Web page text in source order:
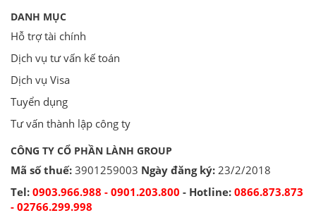
DANH MỤC
Hỗ trợ tài chính
Dịch vụ tư vấn kế toán
Dịch vụ Visa
Tuyển dụng
Tư vấn thành lập công ty
CÔNG TY CỔ PHẦN LÀNH GROUP
Mã số thuế: 3901259003 Ngày đăng ký: 23/2/2018
Tel: 0903.966.988 - 0901.203.800 - Hotline: 0866.873.873
- 02766.299.998